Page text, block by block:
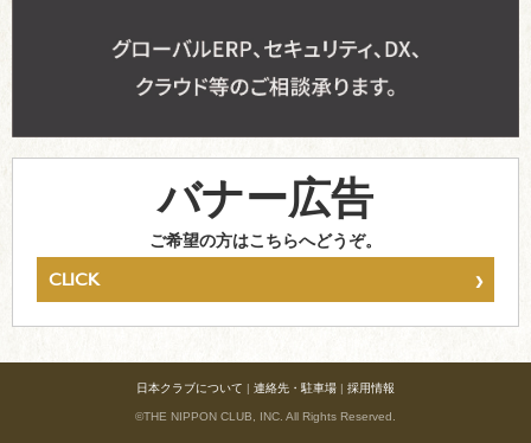
バナー広告
ご希望の方はこちらへどうぞ。
CLICK ›
日本クラブについて | 連絡先・駐車場 | 採用情報
©THE NIPPON CLUB, INC. All Rights Reserved.